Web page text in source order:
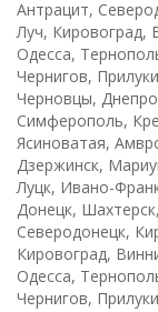
Антрацит,
Луч, Кировоград,
Одесса,
Чернигов,
Черновцы,
Симферополь,
Ясиноватая,
Дзержинск,
Луцк, Ивано-
Донецк,
Северодонецк,
Кировоград,
Одесса,
Чернигов,